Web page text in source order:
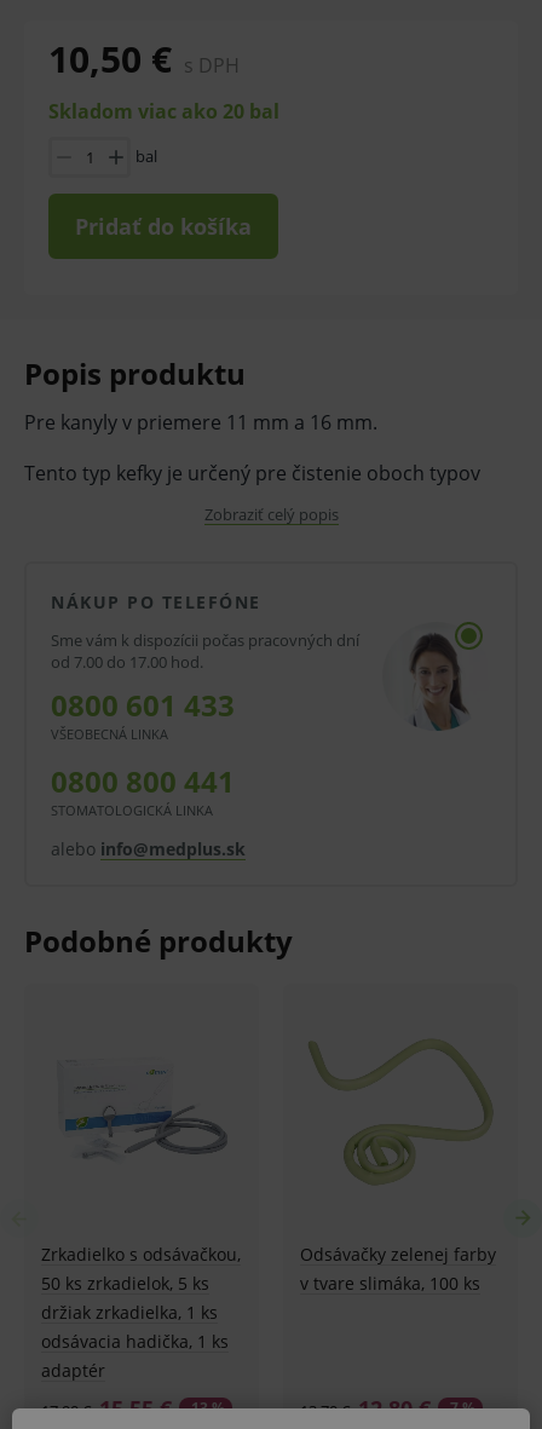
10,50 € s DPH
Skladom viac ako 20 bal
bal
Pridať do košíka
Popis produktu
Pre kanyly v priemere 11 mm a 16 mm.
Tento typ kefky je určený pre čistenie oboch typov
Obsah: 6 ks
V prípade porušenia zapečateného obalu tohto
tovaru nie je z dôvodu ochrany zdravia alebo
zmluvy v lehote 14 dní.
Zobraziť celý popis
NÁKUP PO TELEFÓNE
Sme vám k dispozícii počas pracovných dní
od 7.00 do 17.00 hod.
0800 601 433
VŠEOBECNÁ LINKA
0800 800 441
STOMATOLOGICKÁ LINKA
alebo info@medplus.sk